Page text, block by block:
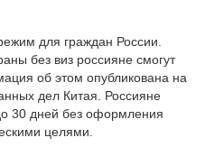
для граждан России.
без виз россияне смогут
об этом опубликована на
дел Китая. Россияне
30 дней без оформления
целями.